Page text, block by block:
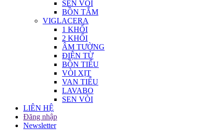
SEN VÒI
BỒN TẮM
VIGLACERA
1 KHỐI
2 KHỐI
ÂM TƯỜNG
ĐIỆN TỪ
BỒN TIỂU
VÒI XỊT
VAN TIỂU
LAVABO
SEN VÒI
LIÊN HỆ
Đăng nhập
Newsletter